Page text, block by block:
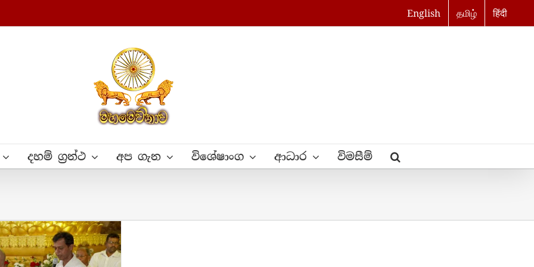
English தமிழ் हिंदी
දහම් ග්‍රන්ථ අප ගැන විශේෂාංග ආධාර විමසීම්